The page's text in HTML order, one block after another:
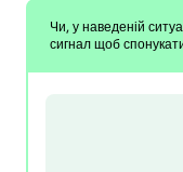
Чи, у наведеній
сигнал щоб